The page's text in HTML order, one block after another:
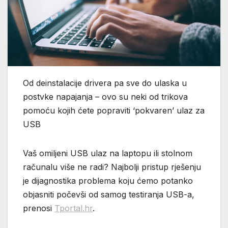
Od deinstalacije drivera pa sve do ulaska u
postvke napajanja – ovo su neki od trikova
pomoću kojih ćete popraviti ‘pokvaren’ ulaz za
USB
Vaš omiljeni USB ulaz na laptopu ili stolnom
računalu više ne radi? Najbolji pristup rješenju
je dijagnostika problema koju ćemo potanko
objasniti počevši od samog testiranja USB-a,
prenosi Tportal.hr.